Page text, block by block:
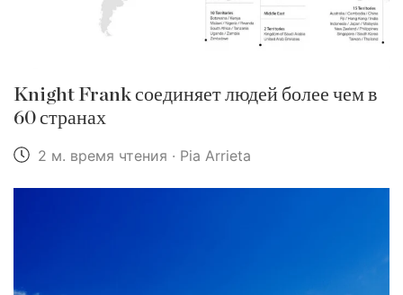
Knight Frank соединяет людей более чем в
60 странах
2 м. время чтения · Pia Arrieta